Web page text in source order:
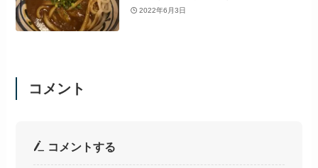
2022年6月3日
コメント
コメントする